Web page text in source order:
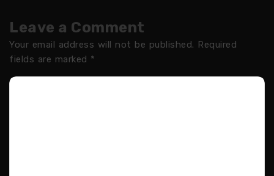
Leave a Comment
Your email address will not be published. Required
fields are marked *